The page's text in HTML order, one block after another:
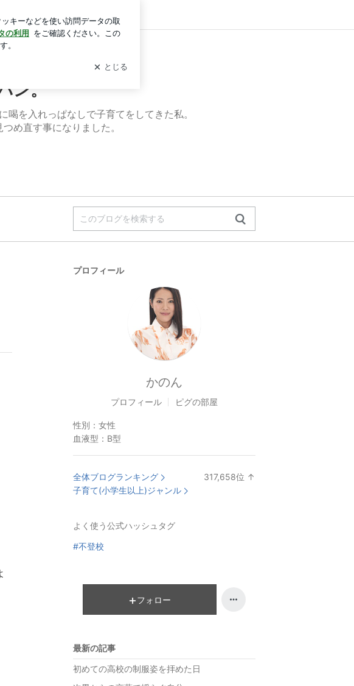
ログイン
ン‍。
を入れっぱなしで子育てをしてきた私。
め直す事になりました。
プロフィール
かのん
プロフィール ピグの部屋
性別： 女性
血液型： B型
全体ブログランキング 317,658位 ↑
子育て(小学生以上)ジャンル
よく使う公式ハッシュタグ
#不登校
フォロー
最新の記事
初めての高校の制服姿を拝めた日